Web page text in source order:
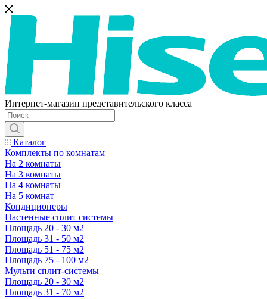
Интернет-магазин представительского класса
Каталог
Комплекты по комнатам
На 2 комнаты
На 3 комнаты
На 4 комнаты
На 5 комнат
Кондиционеры
Настенные сплит системы
Площадь 20 - 30 м2
Площадь 31 - 50 м2
Площадь 51 - 75 м2
Площадь 75 - 100 м2
Мульти сплит-системы
Площадь 20 - 30 м2
Площадь 31 - 70 м2